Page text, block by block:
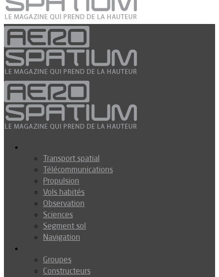
Transport spatial
Télécommunications
Propulsion
Vols habités
Observation
Sciences
Segment sol
Navigation
Groupes
Constructeurs